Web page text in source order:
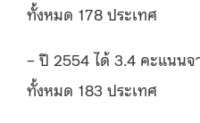
ทั้งหมด 178 ประเทศ
– ปี 2554 ได้ 3.4 คะแนน
ทั้งหมด 183 ประเทศ